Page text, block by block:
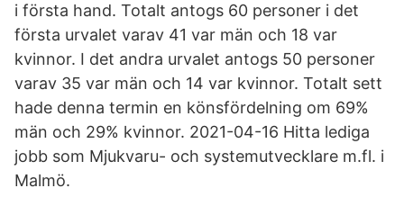
i första hand. Totalt antogs 60 personer i det
första urvalet varav 41 var män och 18 var
kvinnor. I det andra urvalet antogs 50 personer
varav 35 var män och 14 var kvinnor. Totalt sett
hade denna termin en könsfördelning om 69%
män och 29% kvinnor. 2021-04-16 Hitta lediga
jobb som Mjukvaru- och systemutvecklare m.fl. i
Malmö.